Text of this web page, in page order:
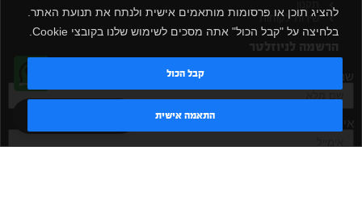
להציג תוכן או פרסומות מותאמים אישית ולנתח את תנועת האתר.
בלחיצה על "קבל הכול" אתה מסכים לשימוש שלנו בקובצי Cookie.
התאמה אישית
קבל הכול
שירות לקוחות
הרשמה לניוזלטר
שם מלא
אימייל